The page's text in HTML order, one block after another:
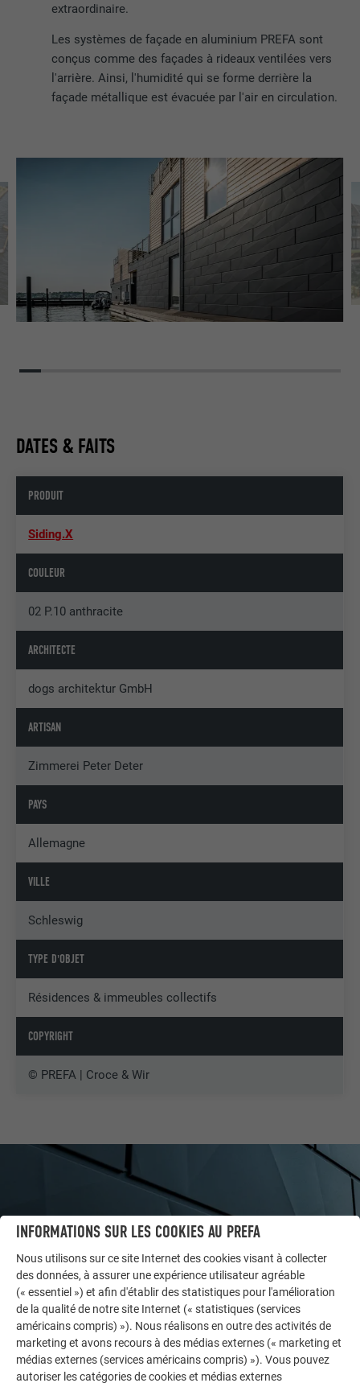
extraordinaire.
Les systèmes de façade en aluminium PREFA sont
conçus comme des façades à rideaux ventilées vers
l'arrière. Ainsi, l'humidité qui se forme derrière la
façade métallique est évacuée par l'air en circulation.
DATES & FAITS
PRODUIT
Siding.X
COULEUR
02 P.10 anthracite
ARCHITECTE
dogs architektur GmbH
ARTISAN
Zimmerei Peter Deter
PAYS
Allemagne
VILLE
Schleswig
TYPE D'OBJET
Résidences & immeubles collectifs
COPYRIGHT
© PREFA | Croce & Wir
LAISSEZ-VOUS INSPIRER
AUTRES BÂTIMENTS
INFORMATIONS SUR LES COOKIES AU PREFA
Nous utilisons sur ce site Internet des cookies visant à collecter
des données, à assurer une expérience utilisateur agréable
(« essentiel ») et afin d'établir des statistiques pour l'amélioration
de la qualité de notre site Internet (« statistiques (services
américains compris) »). Nous réalisons en outre des activités de
marketing et avons recours à des médias externes (« marketing et
médias externes (services américains compris) »). Vous pouvez
autoriser les catégories de cookies et médias externes